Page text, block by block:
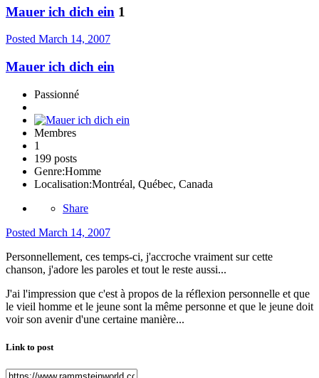
Mauer ich dich ein 1
Posted March 14, 2007
Mauer ich dich ein
Passionné
Membres
1
199 posts
Genre:Homme
Localisation:Montréal, Québec, Canada
Share
Posted March 14, 2007
Personnellement, ces temps-ci, j'accroche vraiment sur cette
chanson, j'adore les paroles et tout le reste aussi...
J'ai l'impression que c'est à propos de la réflexion personnelle et que
le vieil homme et le jeune sont la même personne et que le jeune doit
voir son avenir d'une certaine manière...
Link to post